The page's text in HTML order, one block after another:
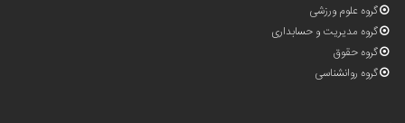
گروه علوم ورزشی
گروه مدیریت و حسابداری
گروه حقوق
گروه روانشناسی